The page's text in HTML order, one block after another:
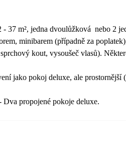
37 m², jedna dvoulůžková nebo 2
minibarem (případně za
kout, vysoušeč vlasů).
jako pokoj deluxe, ale prostornější
Dva propojené pokoje deluxe.